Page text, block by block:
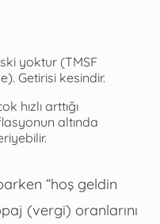
yoktur (TMSF
Getirisi kesindir.
hızlı arttığı
altında
“hoş geldin
(vergi) oranlarını